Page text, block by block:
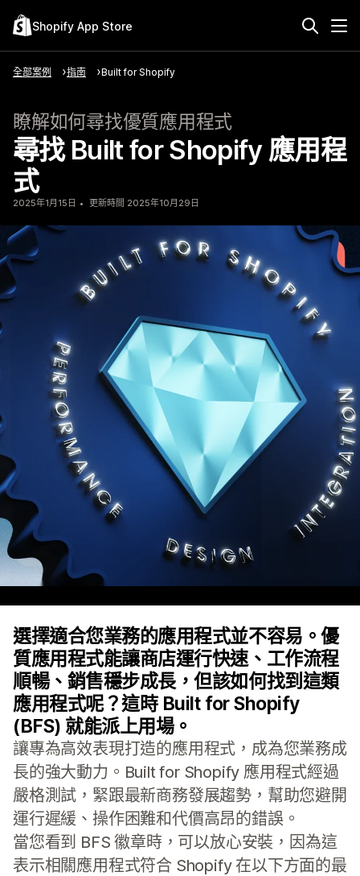
Shopify App Store
全部案例 指南 Built for Shopify
瞭解如何尋找優質應用程式
尋找 Built for Shopify 應用程
式
2025年1月15日 更新時間 2025年10月29日
選擇適合您業務的應用程式並不容易。優
質應用程式能讓商店運行快速、工作流程
順暢、銷售穩步成長，但該如何找到這類
應用程式呢？這時 Built for Shopify
(BFS) 就能派上用場。
讓專為高效表現打造的應用程式，成為您業務成
長的強大動力。Built for Shopify 應用程式經過
嚴格測試，緊跟最新商務發展趨勢，幫助您避開
運行遲緩、操作困難和代價高昂的錯誤。
當您看到 BFS 徽章時，可以放心安裝，因為這
表示相關應用程式符合 Shopify 在以下方面的最